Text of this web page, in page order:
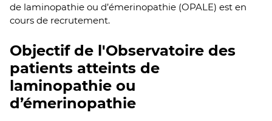
de laminopathie ou d’émerinopathie (OPALE) est en
cours de recrutement.
Objectif de l'Observatoire des
patients atteints de
laminopathie ou
d’émerinopathie